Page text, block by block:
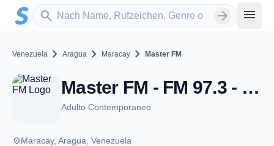
Zum Hauptinhalt springen
search
Sender suchen arrow_forward menu
Venezuela chevron_right Aragua chevron_right Maracay chevron_right Master FM
Master FM - FM 97.3 - Maracay
Adulto Contemporaneo
placeMaracay, Aragua, Venezuela